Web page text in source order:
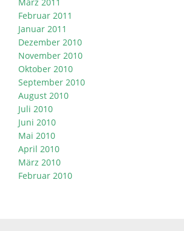
Februar 2011
Januar 2011
Dezember 2010
November 2010
Oktober 2010
September 2010
August 2010
Juli 2010
Juni 2010
Mai 2010
April 2010
März 2010
Februar 2010